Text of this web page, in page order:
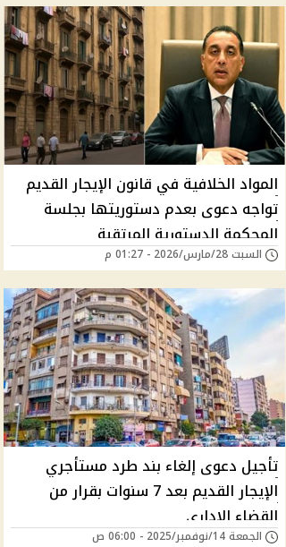
المواد الخلافية في قانون الإيجار القديم
تواجه دعوى بعدم دستوريتها بجلسة
المحكمة الدستورية المرتقبة
السبت 28/مارس/2026 - 01:27 م
تأجيل دعوى إلغاء بند طرد مستأجري
الإيجار القديم بعد 7 سنوات بقرار من
القضاء الإداري
الجمعة 14/نوفمبر/2025 - 06:00 ص